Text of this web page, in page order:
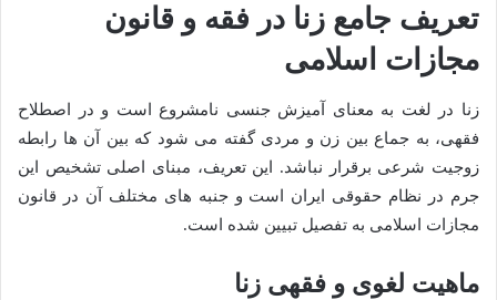
تعریف جامع زنا در فقه و قانون
مجازات اسلامی
زنا در لغت به معنای آمیزش جنسی نامشروع است و در اصطلاح
فقهی، به جماع بین زن و مردی گفته می شود که بین آن ها رابطه
زوجیت شرعی برقرار نباشد. این تعریف، مبنای اصلی تشخیص این
جرم در نظام حقوقی ایران است و جنبه های مختلف آن در قانون
مجازات اسلامی به تفصیل تبیین شده است.
ماهیت لغوی و فقهی زنا